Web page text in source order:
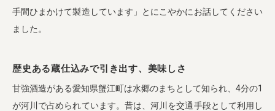
手間ひまかけて製造しています」とにこやかにお話してください
ました。
歴史ある蔵仕込みで引き出す、美味しさ
甘強酒造がある愛知県蟹江町は水郷のまちとして知られ、4分の1
が河川で占められています。昔は、河川を交通手段として利用し